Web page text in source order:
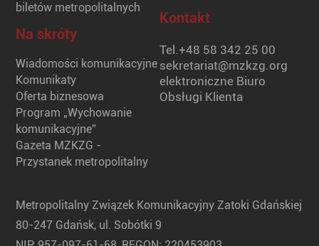
biletów metropolitalnych
Na skróty
Wiadomości komunikacyjne
Komunikaty
Oferta biznesowa
Program „Wychowanie
komunikacyjne”
Gazeta MZKZG -
Przystanek metropolitalny
Kontakt
Tel.+48 58 342 25 00
sekretariat@mzkzg.org
elektroniczne Biuro
Obsługi Klienta
Metropolitalny Związek Komunikacyjny Zatoki Gdańskiej
80-247 Gdańsk, ul. Sobótki 9